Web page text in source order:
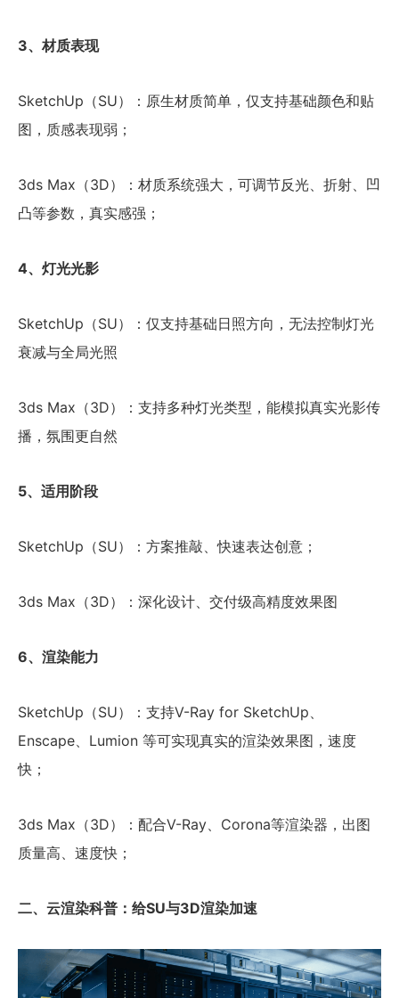
3、材质表现
SketchUp（SU）：原生材质简单，仅支持基础颜色和贴
图，质感表现弱；
3ds Max（3D）：材质系统强大，可调节反光、折射、凹
凸等参数，真实感强；
4、灯光光影
SketchUp（SU）：仅支持基础日照方向，无法控制灯光
衰减与全局光照
3ds Max（3D）：支持多种灯光类型，能模拟真实光影传
播，氛围更自然
5、适用阶段
SketchUp（SU）：方案推敲、快速表达创意；
3ds Max（3D）：深化设计、交付级高精度效果图
6、渲染能力
SketchUp（SU）：支持V-Ray for SketchUp、
Enscape、Lumion 等可实现真实的渲染效果图，速度
快；
3ds Max（3D）：配合V-Ray、Corona等渲染器，出图
质量高、速度快；
二、云渲染科普：给SU与3D渲染加速